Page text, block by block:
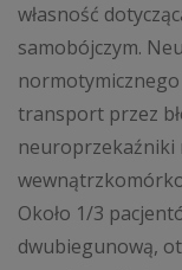
własność
samobójczym.
transport przez
neuroprzekaźniki
Około 1/3
dwubiegunową,